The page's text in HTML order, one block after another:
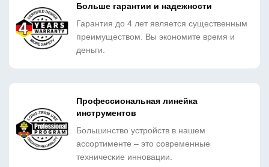
Больше гарантии и надежности
Гарантия до 4 лет является существенным
преимуществом. Вы экономите время и
деньги.
Профессиональная линейка
инструментов
Большинство устройств в нашем
ассортименте – это современные
технические инновации.